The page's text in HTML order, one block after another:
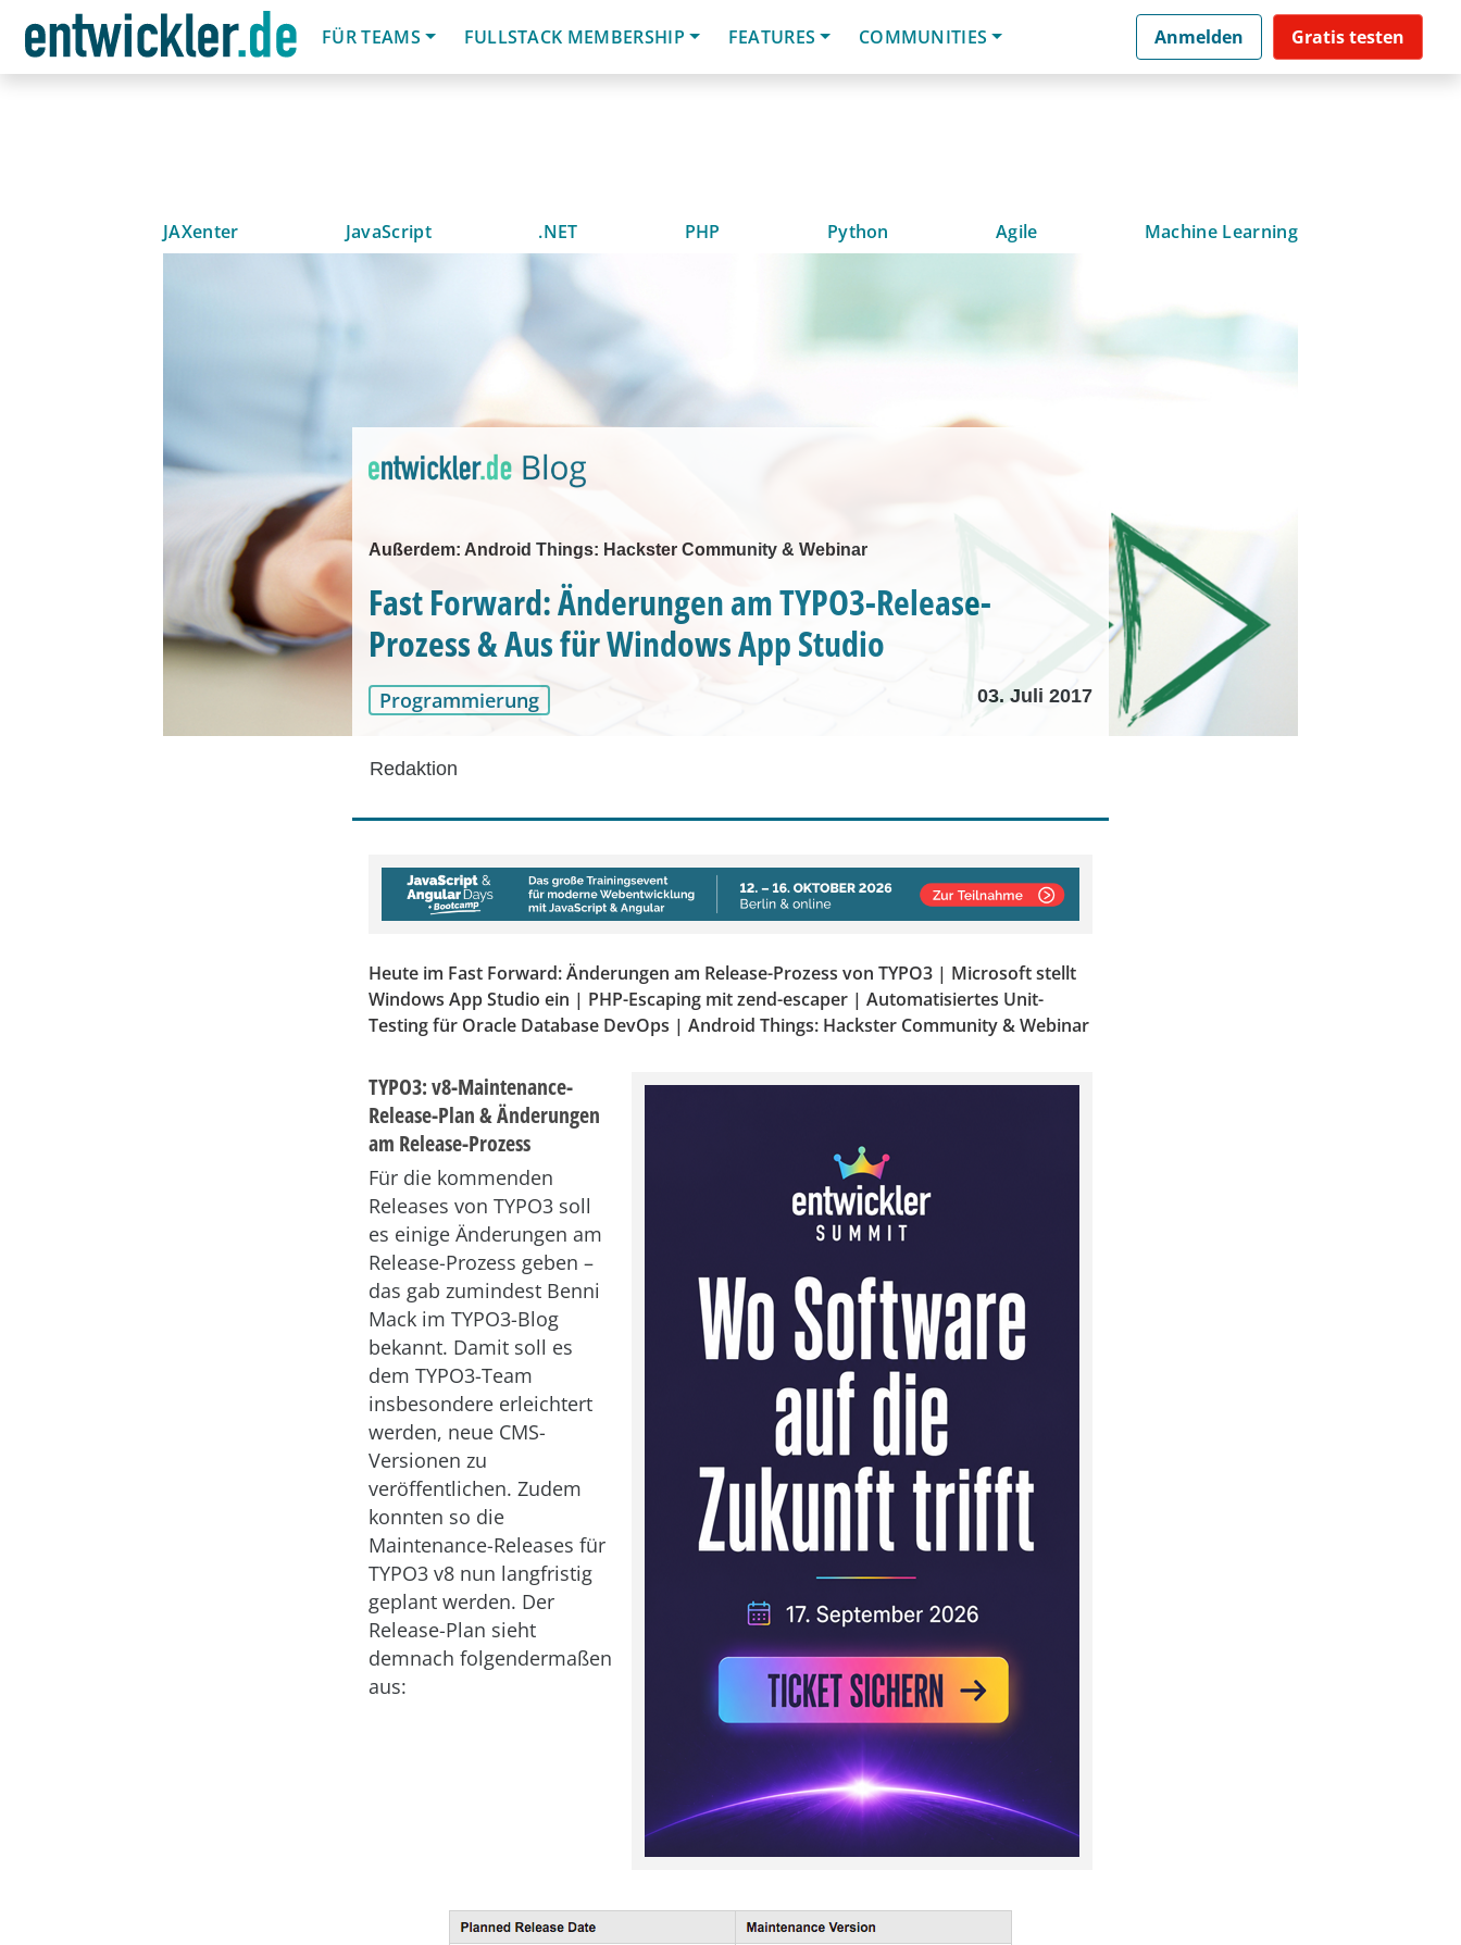
FÜR TEAMS
FULLSTACK MEMBERSHIP FEATURES COMMUNITIES Anmelden Gratis testen
JAXenter JavaScript .NET PHP Python Agile Machine Learning
Außerdem: Android Things: Hackster Community & Webinar
Fast Forward: Änderungen am TYPO3-Release-
Prozess & Aus für Windows App Studio
Programmierung 03. Juli 2017
Redaktion
Heute im Fast Forward: Änderungen am Release-Prozess von TYPO3 | Microsoft stellt
Windows App Studio ein | PHP-Escaping mit zend-escaper | Automatisiertes Unit-
Testing für Oracle Database DevOps | Android Things: Hackster Community & Webinar
TYPO3: v8-Maintenance-
Release-Plan & Änderungen
am Release-Prozess
Für die kommenden
Releases von TYPO3 soll
es einige Änderungen am
Release-Prozess geben –
das gab zumindest Benni
Mack im TYPO3-Blog
bekannt. Damit soll es
dem TYPO3-Team
insbesondere erleichtert
werden, neue CMS-
Versionen zu
veröffentlichen. Zudem
konnten so die
Maintenance-Releases für
TYPO3 v8 nun langfristig
geplant werden. Der
Release-Plan sieht
demnach folgendermaßen
aus: